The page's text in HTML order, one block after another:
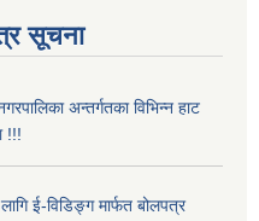
सूचना
अन्तर्गतका विभिन्न हाट
!!!
ई-विडिङ्ग मार्फत बोलपत्र